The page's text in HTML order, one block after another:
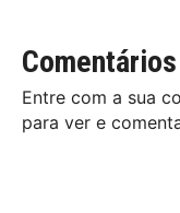
Comentários
Entre com a sua
para ver e